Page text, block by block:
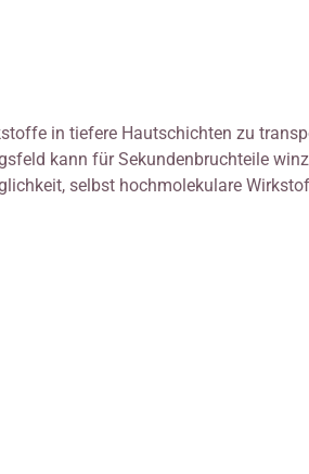
in tiefere Hautschichten zu
kann für Sekundenbruchteile
selbst hochmolekulare